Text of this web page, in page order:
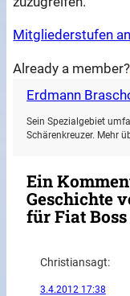
Mitgliederstufen
Already a member?
Erdmann
Sein Spezialgebiet
Schärenkreuzer. Mehr
Ein
Geschichte
für Fiat
Christiansagt:
3.4.2012 17:38